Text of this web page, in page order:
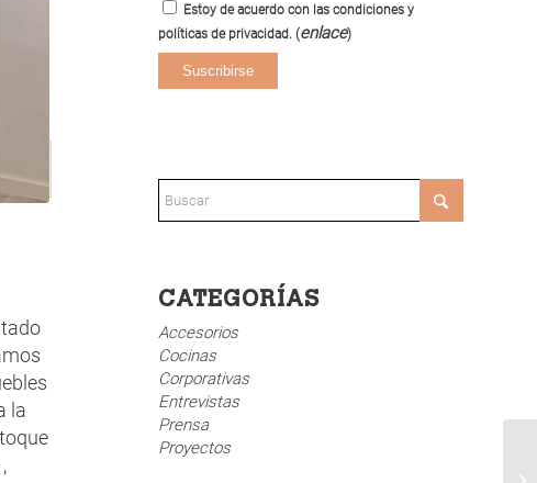
la
Estoy de acuerdo con las condiciones y
políticas de privacidad. (enlace)
CATEGORÍAS
Accesorios
Cocinas
Corporativas
Entrevistas
Prensa
Proyectos